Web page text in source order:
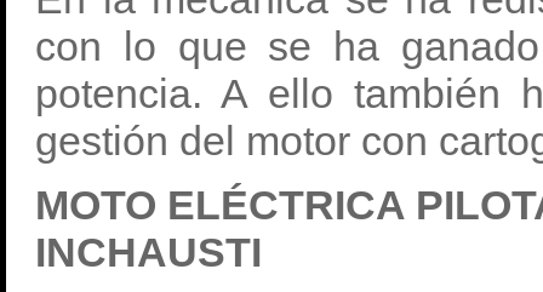
con lo que se ha
potencia. A ello también
gestión del motor con
MOTO ELÉCTRICA
INCHAUSTI